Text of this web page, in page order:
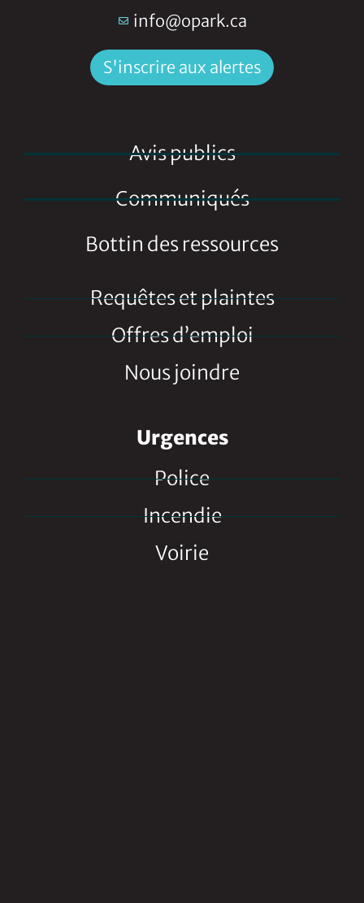
info@opark.ca
S'inscrire aux alertes
Avis publics
Communiqués
Bottin des ressources
Requêtes et plaintes
Offres d’emploi
Nous joindre
Urgences
Police
Incendie
Voirie